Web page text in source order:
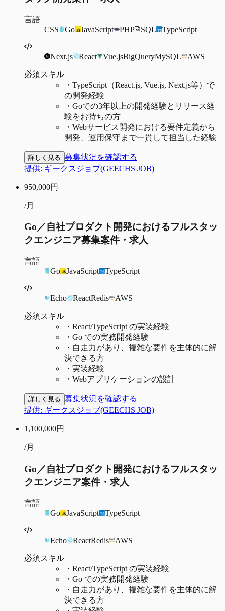
言語
CSS
Go JavaScript PHP SQL TypeScript
Next.js React Vue.jsBigQueryMySQL AWS
必須スキル
・ TypeScript（React.js, Vue.js, Next.js等）で
の開発経験
・ Goでの3年以上の開発経験とリリース経
験をお持ちの方
・ Webサービス開発における要件定義から
開発、運用保守まで一貫して担当した経験
詳しく見る 募集状況を確認する
提供: ギークスジョブ(GEECHS JOB)
950,000円
/月
Go／自社プロダクト開発におけるフルスタッ
クエンジニア募集案件・求人
言語
Go
JavaScript TypeScript
Echo ReactRedis AWS
必須スキル
・ React/TypeScript の実装経験
・ Go での実務開発経験
・ 自走力があり、複雑な要件を主体的に解
決できる方
・ 実装経験
・ Webアプリケーションの設計
詳しく見る 募集状況を確認する
提供: ギークスジョブ(GEECHS JOB)
1,100,000円
/月
Go／自社プロダクト開発におけるフルスタッ
クエンジニア案件・求人
言語
Go
JavaScript TypeScript
Echo ReactRedis AWS
必須スキル
・ React/TypeScript の実装経験
・ Go での実務開発経験
・ 自走力があり、複雑な要件を主体的に解
決できる方